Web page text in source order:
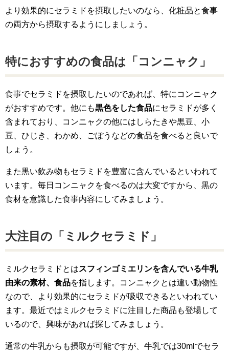
より効果的にセラミドを摂取したいのなら、化粧品と食事
の両方から摂取するようにしましょう。
特におすすめの食品は「コンニャク」
食事でセラミドを摂取したいのであれば、特にコンニャク
がおすすめです。他にも黒色をした食品にセラミドが多く
含まれており、コンニャクの他にはしらたきや黒豆、小
豆、ひじき、わかめ、ごぼうなどの食品を食べると良いで
しょう。
また黒い飲み物もセラミドを豊富に含んでいるといわれて
います。毎日コンニャクを食べるのは大変ですから、黒の
食材を意識した食事内容にしてみましょう。
大注目の「ミルクセラミド」
ミルクセラミドとはスフィンゴミエリンを含んでいる牛乳
由来の素材、食品を指します。コンニャクとは違い動物性
なので、より効果的にセラミドが吸収できるといわれてい
ます。最近ではミルクセラミドに注目した商品も登場して
いるので、興味があれば探してみましょう。
通常の牛乳からも摂取が可能ですが、牛乳では30mlでセラ